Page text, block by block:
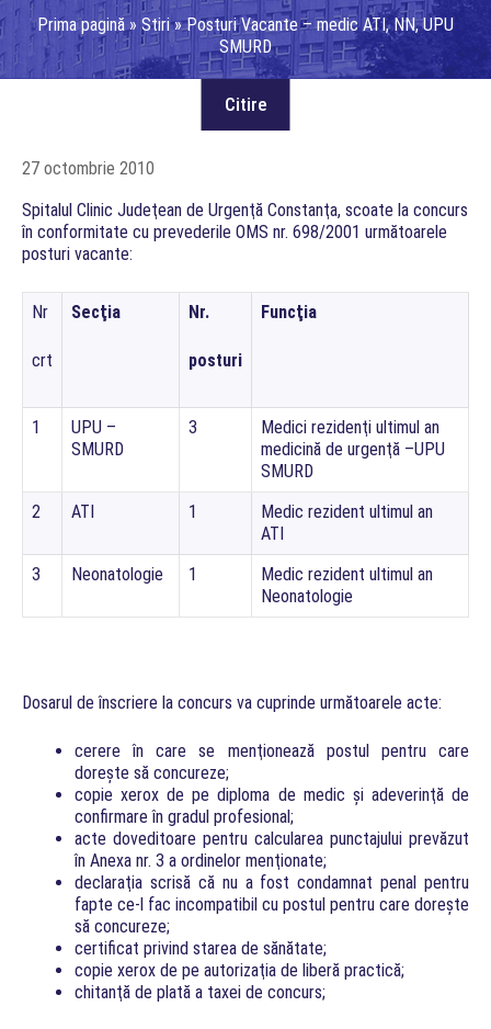
Prima pagină » Stiri »Posturi Vacante – medic ATI, NN, UPU
SMURD
27 octombrie 2010
Spitalul Clinic Judeţean de Urgenţă Constanţa, scoate la concurs
în conformitate cu prevederile OMS nr. 698/2001 următoarele
posturi vacante:
Nr
crt
Secţia Nr.
posturi
Funcţia
1
UPU –
SMURD
3
Medici rezidenţi ultimul an
medicină de urgenţă –UPU
SMURD
2
ATI 1
Medic rezident ultimul an
ATI
3
Neonatologie 1
Medic rezident ultimul an
Neonatologie
Dosarul de înscriere la concurs va cuprinde următoarele acte:
cerere în care se menţionează postul pentru care
doreşte să concureze;
copie xerox de pe diploma de medic şi adeverinţă de
confirmare în gradul profesional;
acte doveditoare pentru calcularea punctajului prevăzut
în Anexa nr. 3 a ordinelor menţionate;
declaraţia scrisă că nu a fost condamnat penal pentru
fapte ce-l fac incompatibil cu postul pentru care doreşte
să concureze;
certificat privind starea de sănătate;
copie xerox de pe autorizaţia de liberă practică;
chitanţă de plată a taxei de concurs;